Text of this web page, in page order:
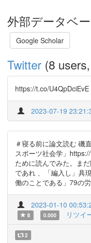
外部データベ
Google Scholar
Twitter (8
https://t.co/U4QpDciEvE
2023-07-19
＃寝る前に論文読む 磯
スポーツ社会学」
ために読んでみた。ま
であれ 、「編入し」具
働のことである」79の
2023-01-10
8 0.000 リツイ
2